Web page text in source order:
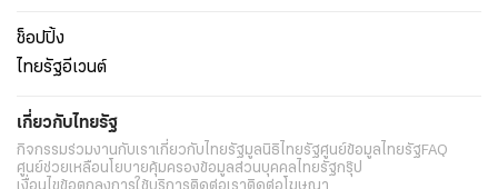
ช็อปปิ้ง
ไทยรัฐอีเวนต์
เกี่ยวกับไทยรัฐ
กิจกรรมร่วมงานกับเราเกี่ยวกับไทยรัฐมูลนิธิไทยรัฐศูนย์ข้อมูลไทยรัฐFAQ
ศูนย์ช่วยเหลือนโยบายคุ้มครองข้อมูลส่วนบุคคลไทยรัฐกรุ๊ป